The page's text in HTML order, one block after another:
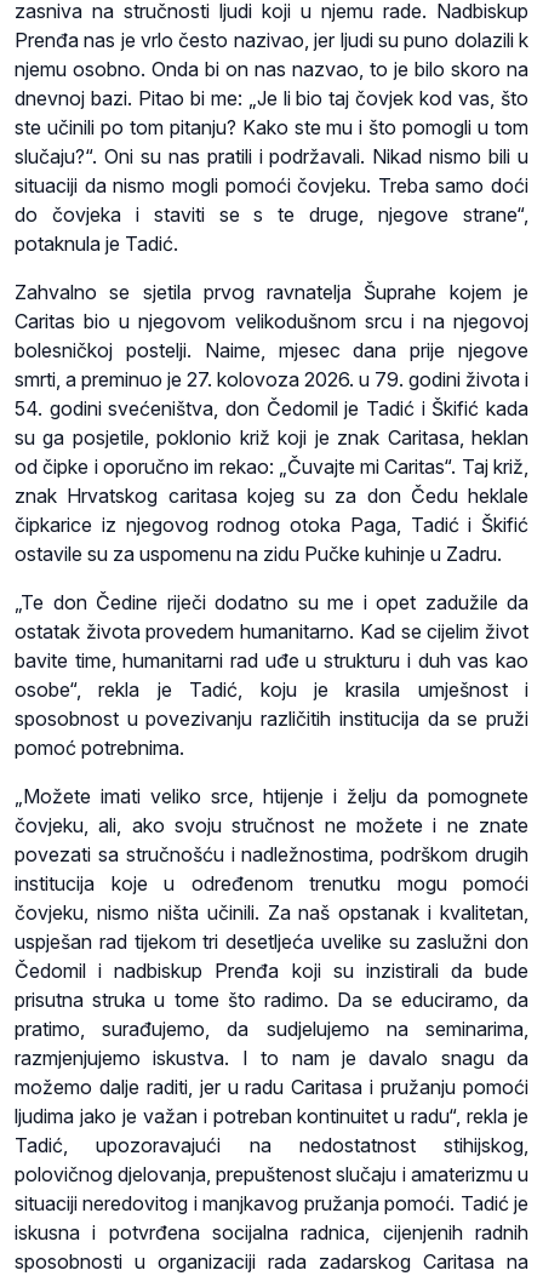
zasniva na stručnosti ljudi koji u njemu rade. Nadbiskup
Prenđa nas je vrlo često nazivao, jer ljudi su puno dolazili k
njemu osobno. Onda bi on nas nazvao, to je bilo skoro na
dnevnoj bazi. Pitao bi me: „Je li bio taj čovjek kod vas, što
ste učinili po tom pitanju? Kako ste mu i što pomogli u tom
slučaju?“. Oni su nas pratili i podržavali. Nikad nismo bili u
situaciji da nismo mogli pomoći čovjeku. Treba samo doći
do čovjeka i staviti se s te druge, njegove strane“,
potaknula je Tadić.
Zahvalno se sjetila prvog ravnatelja Šuprahe kojem je
Caritas bio u njegovom velikodušnom srcu i na njegovoj
bolesničkoj postelji. Naime, mjesec dana prije njegove
smrti, a preminuo je 27. kolovoza 2026. u 79. godini života i
54. godini svećeništva, don Čedomil je Tadić i Škifić kada
su ga posjetile, poklonio križ koji je znak Caritasa, heklan
od čipke i oporučno im rekao: „Čuvajte mi Caritas“. Taj križ,
znak Hrvatskog caritasa kojeg su za don Čedu heklale
čipkarice iz njegovog rodnog otoka Paga, Tadić i Škifić
ostavile su za uspomenu na zidu Pučke kuhinje u Zadru.
„Te don Čedine riječi dodatno su me i opet zadužile da
ostatak života provedem humanitarno. Kad se cijelim život
bavite time, humanitarni rad uđe u strukturu i duh vas kao
osobe“, rekla je Tadić, koju je krasila umješnost i
sposobnost u povezivanju različitih institucija da se pruži
pomoć potrebnima.
„Možete imati veliko srce, htijenje i želju da pomognete
čovjeku, ali, ako svoju stručnost ne možete i ne znate
povezati sa stručnošću i nadležnostima, podrškom drugih
institucija koje u određenom trenutku mogu pomoći
čovjeku, nismo ništa učinili. Za naš opstanak i kvalitetan,
uspješan rad tijekom tri desetljeća uvelike su zaslužni don
Čedomil i nadbiskup Prenđa koji su inzistirali da bude
prisutna struka u tome što radimo. Da se educiramo, da
pratimo, surađujemo, da sudjelujemo na seminarima,
razmjenjujemo iskustva. I to nam je davalo snagu da
možemo dalje raditi, jer u radu Caritasa i pružanju pomoći
ljudima jako je važan i potreban kontinuitet u radu“, rekla je
Tadić, upozoravajući na nedostatnost stihijskog,
polovičnog djelovanja, prepuštenost slučaju i amaterizmu u
situaciji neredovitog i manjkavog pružanja pomoći. Tadić je
iskusna i potvrđena socijalna radnica, cijenjenih radnih
sposobnosti u organizaciji rada zadarskog Caritasa na